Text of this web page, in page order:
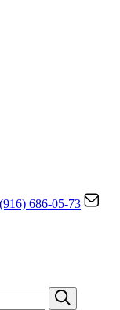
686-05-73